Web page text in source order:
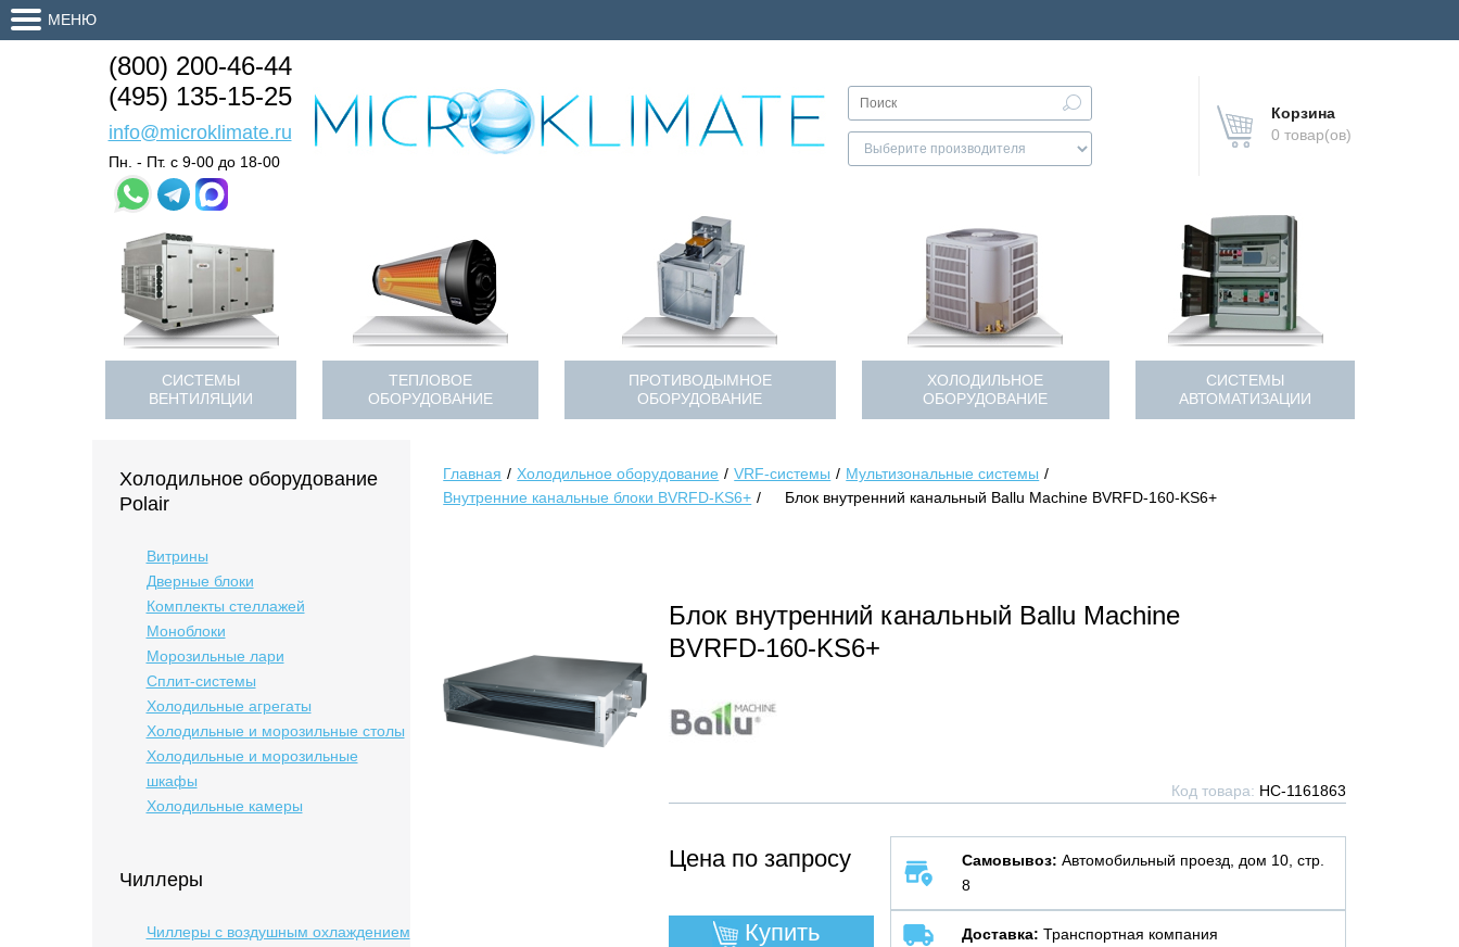
МЕНЮ
(800) 200-46-44
(495) 135-15-25
info@microklimate.ru
Пн. - Пт. с 9-00 до 18-00
Корзина
0 товар(ов)
СИСТЕМЫ
ВЕНТИЛЯЦИИ
ТЕПЛОВОЕ
ОБОРУДОВАНИЕ
ПРОТИВОДЫМНОЕ
ОБОРУДОВАНИЕ
ХОЛОДИЛЬНОЕ
ОБОРУДОВАНИЕ
СИСТЕМЫ
АВТОМАТИЗАЦИИ
Холодильное оборудование
Polair
Витрины
Дверные блоки
Комплекты стеллажей
Моноблоки
Морозильные лари
Сплит-системы
Холодильные агрегаты
Холодильные и морозильные столы
Холодильные и морозильные
шкафы
Холодильные камеры
Чиллеры
Чиллеры с воздушным охлаждением
Главная Холодильное оборудование VRF-системы
Мультизональные системы
Внутренние канальные блоки BVRFD-KS6+
Блок внутренний канальный Ballu Machine BVRFD-160-KS6+
Блок внутренний канальный Ballu Machine
BVRFD-160-KS6+
Код товара: НС-1161863
Цена по запросу
Купить
Самовывоз: Автомобильный проезд, дом 10, стр.
8
Доставка: Транспортная компания